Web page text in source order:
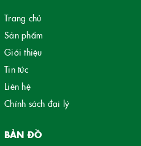
Trang chủ
Sản phẩm
Giới thiệu
Tin tức
Liên hệ
Chính sách đại lý
BẢN ĐỒ